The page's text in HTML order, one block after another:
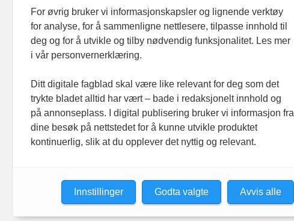
Meninger
Prosjekter
Folk
Ledige stillinger
Organisasjoner
For øvrig bruker vi informasjonskapsler og lignende verktøy
for analyse, for å sammenligne nettlesere, tilpasse innhold til
deg og for å utvikle og tilby nødvendig funksjonalitet. Les mer
i vår personvernerklæring.
Ditt digitale fagblad skal være like relevant for deg som det
trykte bladet alltid har vært – bade i redaksjonelt innhold og
på annonseplass. I digital publisering bruker vi informasjon fra
dine besøk på nettstedet for å kunne utvikle produktet
kontinuerlig, slik at du opplever det nyttig og relevant.
Avvis alle
Godta valgte
Innstillinger